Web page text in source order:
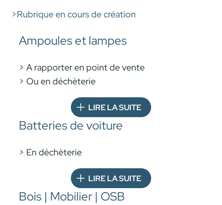
>Rubrique en cours de création
Ampoules et lampes
> A rapporter en point de vente
> Ou en déchèterie
LIRE LA SUITE
Batteries de voiture
> En déchèterie
LIRE LA SUITE
Bois | Mobilier | OSB